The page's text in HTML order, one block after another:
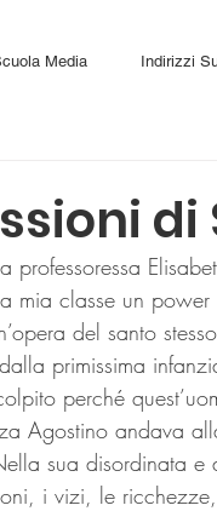
Media Indirizzi
di
professoressa
mia classe un
del santo
primissima
perché
Agostino andava
sua disordinata
i vizi, le